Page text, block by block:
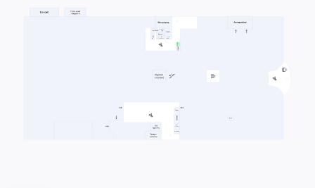
Развлечения и кино
Свободная площадь